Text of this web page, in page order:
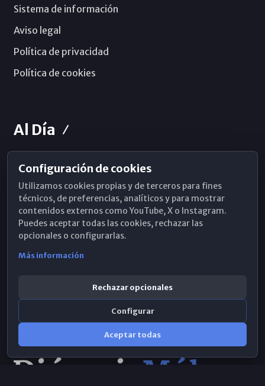
Sistema de información
Aviso legal
Política de privacidad
Política de cookies
Al Día
Horarios de Misa
Hemeroteca
WhatsApp
Configuración de cookies
Utilizamos cookies propias y de terceros para fines
técnicos, de preferencias, analíticos y para mostrar
contenidos externos como YouTube, X o Instagram.
Puedes aceptar todas las cookies, rechazar las
opcionales o configurarlas.
Más información
Rechazar opcionales
Configurar
Aceptar todas